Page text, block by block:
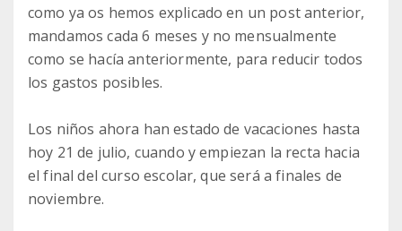
como ya os hemos explicado en un post anterior,
mandamos cada 6 meses y no mensualmente
como se hacía anteriormente, para reducir todos
los gastos posibles.
Los niños ahora han estado de vacaciones hasta
hoy 21 de julio, cuando y empiezan la recta hacia
el final del curso escolar, que será a finales de
noviembre.